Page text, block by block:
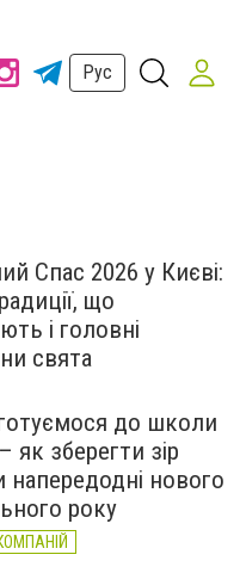
Рус
Спас 2026 у Києві:
що
і головні
свята
до школи
як зберегти зір
напередодні нового
року